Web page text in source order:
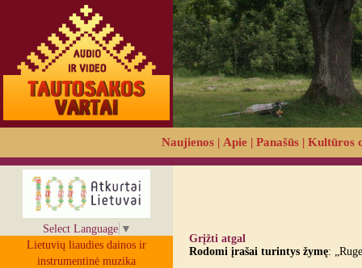
Naujienos | Apie | Panašūs | Kultūros
Select Language ▼
Lietuvių liaudies dainos ir
instrumentinė muzika
Grįžti atgal
Rodomi įrašai turintys žymę: